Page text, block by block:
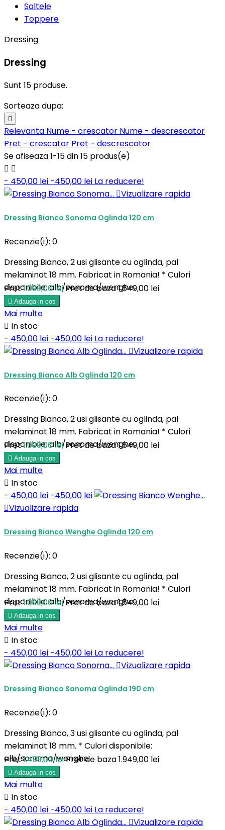
Saltele
Toppere
Dressing
Dressing
Sunt 15 produse.
Sorteaza dupa:

Relevanta Nume - crescator Nume - descrescator
Pret - crescator Pret - descrescator
Se afiseaza 1-15 din 15 produs(e)
 
- 450,00 lei -450,00 lei La reducere!
Vizualizare rapida
Dressing Bianco Sonoma Oglinda 120 cm
Recenzie(i): 0
Dressing Bianco, 2 usi glisante cu oglinda, pal
melaminat 18 mm. Fabricat in Romania! * Culori
disponibile: alb/sonoma/wenghe.
Pret1.099,00 lei Pret de baza1.549,00 lei
 Adauga in cos
Mai multe
 In stoc
- 450,00 lei -450,00 lei La reducere!
Vizualizare rapida
Dressing Bianco Alb Oglinda 120 cm
Recenzie(i): 0
Dressing Bianco, 2 usi glisante cu oglinda, pal
melaminat 18 mm. Fabricat in Romania! * Culori
disponibile: alb/sonoma/wenghe.
Pret1.099,00 lei Pret de baza1.549,00 lei
 Adauga in cos
Mai multe
 In stoc
- 450,00 lei -450,00 lei
Vizualizare rapida
Dressing Bianco Wenghe Oglinda 120 cm
Recenzie(i): 0
Dressing Bianco, 2 usi glisante cu oglinda, pal
melaminat 18 mm. Fabricat in Romania! * Culori
disponibile: alb/sonoma/wenghe.
Pret1.099,00 lei Pret de baza1.549,00 lei
 Adauga in cos
Mai multe
 In stoc
- 450,00 lei -450,00 lei La reducere!
Vizualizare rapida
Dressing Bianco Sonoma Oglinda 190 cm
Recenzie(i): 0
Dressing Bianco, 3 usi glisante cu oglinda, pal
melaminat 18 mm. * Culori disponibile:
alb/sonoma/wenghe.
Pret1.499,00 leiPret de baza1.949,00 lei
 Adauga in cos
Mai multe
 In stoc
- 450,00 lei -450,00 lei La reducere!
Vizualizare rapida